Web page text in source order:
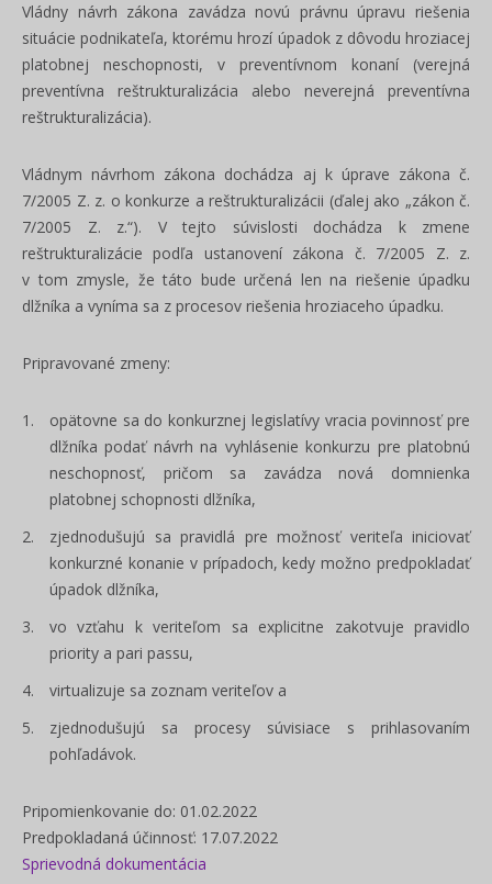
Vládny návrh zákona zavádza novú právnu úpravu riešenia
situácie podnikateľa, ktorému hrozí úpadok z dôvodu hroziacej
platobnej neschopnosti, v preventívnom konaní (verejná
preventívna reštrukturalizácia alebo neverejná preventívna
reštrukturalizácia).
Vládnym návrhom zákona dochádza aj k úprave zákona č.
7/2005 Z. z. o konkurze a reštrukturalizácii (ďalej ako „zákon č.
7/2005 Z. z.“). V tejto súvislosti dochádza k zmene
reštrukturalizácie podľa ustanovení zákona č. 7/2005 Z. z.
v tom zmysle, že táto bude určená len na riešenie úpadku
dlžníka a vyníma sa z procesov riešenia hroziaceho úpadku.
Pripravované zmeny:
opätovne sa do konkurznej legislatívy vracia povinnosť pre
dlžníka podať návrh na vyhlásenie konkurzu pre platobnú
neschopnosť, pričom sa zavádza nová domnienka
platobnej schopnosti dlžníka,
zjednodušujú sa pravidlá pre možnosť veriteľa iniciovať
konkurzné konanie v prípadoch, kedy možno predpokladať
úpadok dlžníka,
vo vzťahu k veriteľom sa explicitne zakotvuje pravidlo
priority a pari passu,
virtualizuje sa zoznam veriteľov a
zjednodušujú sa procesy súvisiace s prihlasovaním
pohľadávok.
Pripomienkovanie do: 01.02.2022
Predpokladaná účinnosť: 17.07.2022
Sprievodná dokumentácia